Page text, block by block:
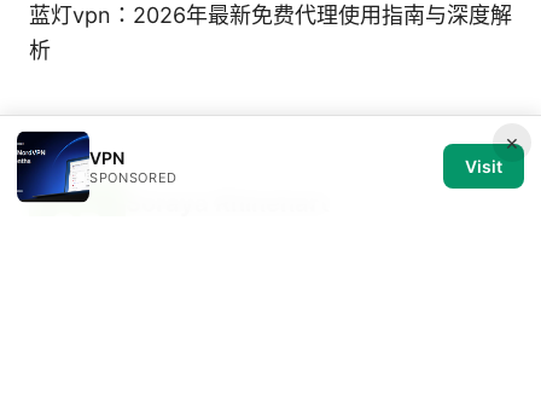
蓝灯vpn：2026年最新免费代理使用指南与深度解
析
×
VPN
SPONSORED
Visit